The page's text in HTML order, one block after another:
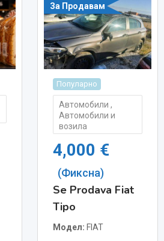
За Продавам
Популарно
Автомобили ,
Автомобили и
возила
4,000 €
(Фиксна)
Se Prodava Fiat
Tipo
Модел FIAT